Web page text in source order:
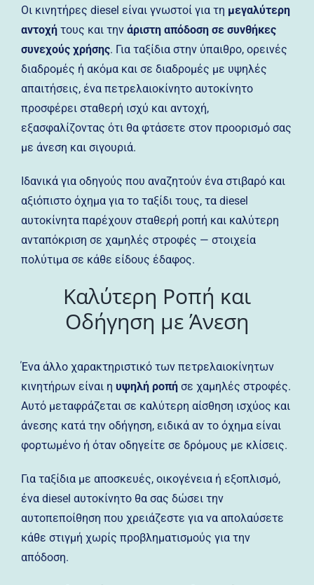
Οι κινητήρες diesel είναι γνωστοί για τη μεγαλύτερη
αντοχήτους και την άριστη απόδοση σε συνθήκες
συνεχούς χρήσης. Για ταξίδια στην ύπαιθρο, ορεινές
διαδρομές ή ακόμα και σε διαδρομές με υψηλές
απαιτήσεις, ένα πετρελαιοκίνητο αυτοκίνητο
προσφέρει σταθερή ισχύ και αντοχή,
εξασφαλίζοντας ότι θα φτάσετε στον προορισμό σας
με άνεση και σιγουριά.
Ιδανικά για οδηγούς που αναζητούν ένα στιβαρό και
αξιόπιστο όχημα για το ταξίδι τους, τα diesel
αυτοκίνητα παρέχουν σταθερή ροπή και καλύτερη
ανταπόκριση σε χαμηλές στροφές — στοιχεία
πολύτιμα σε κάθε είδους έδαφος.
Καλύτερη Ροπή και
Οδήγηση με Άνεση
Ένα άλλο χαρακτηριστικό των πετρελαιοκίνητων
κινητήρων είναι η υψηλή ροπήσε χαμηλές στροφές.
Αυτό μεταφράζεται σε καλύτερη αίσθηση ισχύος και
άνεσης κατά την οδήγηση, ειδικά αν το όχημα είναι
φορτωμένο ή όταν οδηγείτε σε δρόμους με κλίσεις.
Για ταξίδια με αποσκευές, οικογένεια ή εξοπλισμό,
ένα diesel αυτοκίνητο θα σας δώσει την
αυτοπεποίθηση που χρειάζεστε για να απολαύσετε
κάθε στιγμή χωρίς προβληματισμούς για την
απόδοση.